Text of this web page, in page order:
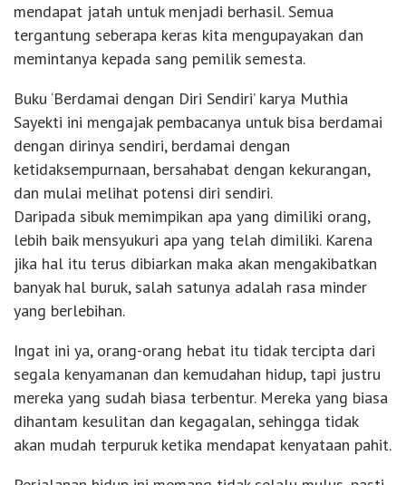
mendapat jatah untuk menjadi berhasil. Semua
tergantung seberapa keras kita mengupayakan dan
memintanya kepada sang pemilik semesta.
Buku ‘Berdamai dengan Diri Sendiri’ karya Muthia
Sayekti ini mengajak pembacanya untuk bisa berdamai
dengan dirinya sendiri, berdamai dengan
ketidaksempurnaan, bersahabat dengan kekurangan,
dan mulai melihat potensi diri sendiri.
Daripada sibuk memimpikan apa yang dimiliki orang,
lebih baik mensyukuri apa yang telah dimiliki. Karena
jika hal itu terus dibiarkan maka akan mengakibatkan
banyak hal buruk, salah satunya adalah rasa minder
yang berlebihan.
Ingat ini ya, orang-orang hebat itu tidak tercipta dari
segala kenyamanan dan kemudahan hidup, tapi justru
mereka yang sudah biasa terbentur. Mereka yang biasa
dihantam kesulitan dan kegagalan, sehingga tidak
akan mudah terpuruk ketika mendapat kenyataan pahit.